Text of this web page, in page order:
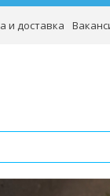
и доставка